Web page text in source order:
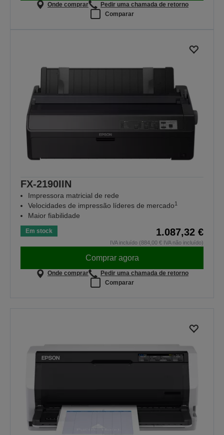
Onde comprar
Pedir uma chamada de retorno
Comparar
FX-2190IIN
Impressora matricial de rede
Velocidades de impressão líderes de mercado1
Maior fiabilidade
Em stock 1.087,32 €
IVA incluído (884,00 € IVA não incluído)
Comprar agora
Onde comprar
Pedir uma chamada de retorno
Comparar